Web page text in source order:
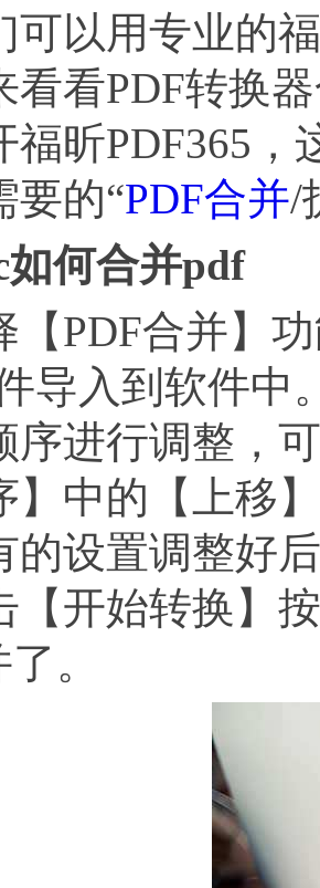
用专业的福
看看PDF转换
福昕PDF365
要的“PDF合并/
如何合并pdf
合并】功
导入到软件中
序进行调整，
】中的【上移
的设置调整好
【开始转换】
。